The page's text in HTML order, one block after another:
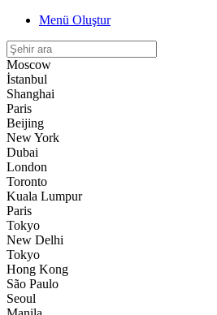
Menü Oluştur
Moscow
İstanbul
Shanghai
Paris
Beijing
New York
Dubai
London
Toronto
Kuala Lumpur
Paris
Tokyo
New Delhi
Tokyo
Hong Kong
São Paulo
Seoul